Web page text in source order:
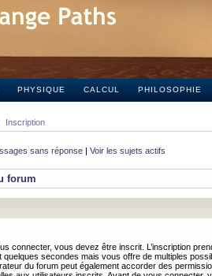
PHYSIQUE CALCUL PHILOSOPHIE
Inscription
sans réponse | Voir les sujets actifs
forum
connecter, vous devez être inscrit. L’inscription
quelques secondes mais vous offre de multiples
du forum peut également accorder des